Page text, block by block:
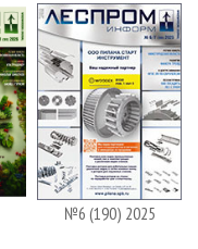
№6 (190) 2025